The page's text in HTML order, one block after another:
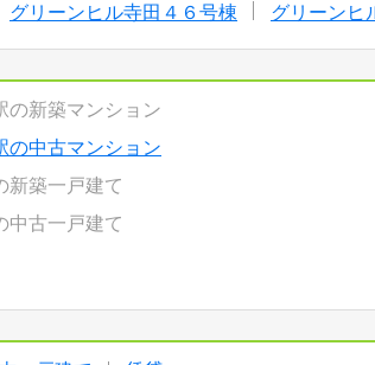
グリーンヒル寺田４６号棟 グリーンヒ
の新築マンション
の中古マンション
新築一戸建て
中古一戸建て